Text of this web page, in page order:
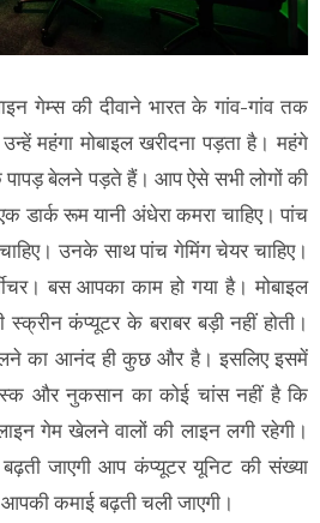
गेम्स की दीवाने भारत के गांव-गांव तक
महंगा मोबाइल खरीदना पड़ता है। महंगे
पापड़ बेलने पड़ते हैं। आप ऐसे सभी लोगों की
डार्क रूम यानी अंधेरा कमरा चाहिए। पांच
उनके साथ पांच गेमिंग चेयर चाहिए।
बस आपका काम हो गया है। मोबाइल
स्क्रीन कंप्यूटर के बराबर बड़ी नहीं होती।
का आनंद ही कुछ और है। इसलिए इसमें
और नुकसान का कोई चांस नहीं है कि
गेम खेलने वालों की लाइन लगी रहेगी।
जाएगी आप कंप्यूटर यूनिट की संख्या
कमाई बढ़ती चली जाएगी।